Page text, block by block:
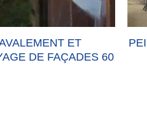
ET
DE FAÇADES 60